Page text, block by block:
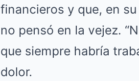
financieros y que, en
no pensó en la vejez.
que siempre habría
dolor.